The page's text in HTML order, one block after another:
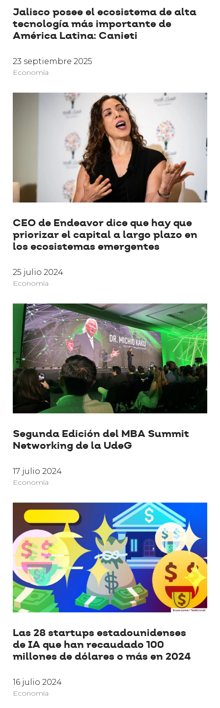
Jalisco posee el ecosistema de alta
tecnología más importante de
América Latina: Canieti
23 septiembre 2025
Economía
CEO de Endeavor dice que hay que
priorizar el capital a largo plazo en
los ecosistemas emergentes
25 julio 2024
Economía
Segunda Edición del MBA Summit
Networking de la UdeG
17 julio 2024
Economía
Las 28 startups estadounidenses
de IA que han recaudado 100
millones de dólares o más en 2024
16 julio 2024
Economía